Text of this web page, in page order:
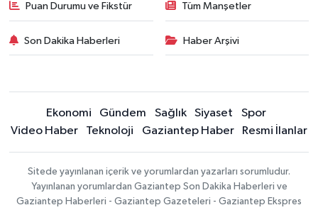
Puan Durumu ve Fikstür Tüm Manşetler
Son Dakika Haberleri Haber Arşivi
Ekonomi Gündem Sağlık Siyaset
Spor
Video Haber
Teknoloji Gaziantep Haber Resmi İlanlar
Sitede yayınlanan içerik ve yorumlardan yazarları sorumludur.
Yayınlanan yorumlardan Gaziantep Son Dakika Haberleri ve
Gaziantep Haberleri - Gaziantep Gazeteleri - Gaziantep Ekspres